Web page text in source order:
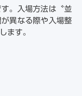
。入場方法は〝並
異なる際や入場整
ます。